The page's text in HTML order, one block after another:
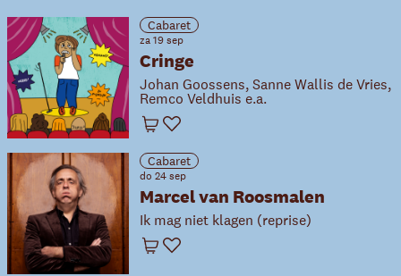
Cabaret
za 19 sep
Cringe
Johan Goossens, Sanne Wallis de Vries,
Remco Veldhuis e.a.
Winkelwagen
Favoriet
Cabaret
do 24 sep
Marcel van Roosmalen
Ik mag niet klagen (reprise)
Winkelwagen
Favoriet